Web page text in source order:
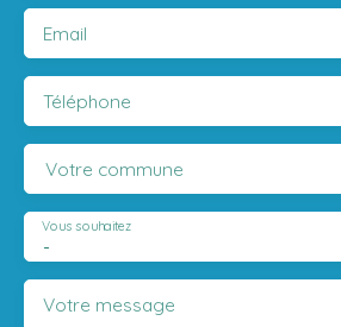
Email
Téléphone
Votre commune
-
Vous souhaitez
Votre message